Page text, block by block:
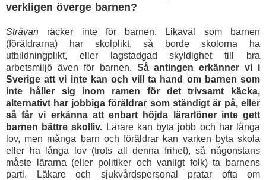
verkligen överge barnen?
Strävan räcker inte för barnen. Likaväl som barnen
(föräldrarna) har skolplikt, så borde skolorna ha
utbildningplikt, eller lagstadgad skyldighet till bra
arbetsmiljö även för barnen. Så antingen erkänner vi i
Sverige att vi inte kan och vill ta hand om barnen som
inte håller sig inom ramen för det trivsamt käcka,
alternativt har jobbiga föräldrar som ständigt är på, eller
så får vi erkänna att enbart höjda lärarlöner inte gett
barnen bättre skolliv. Lärare kan byta jobb och har långa
lov, men många barn och föräldrar kan varken byta skola
eller ha långa lov (trots all denna frihet), så någonstans
måste lärarna (eller politiker och vanligt folk) ta barnens
parti. Läkare och sjukvårdspersonal pratar ofta om